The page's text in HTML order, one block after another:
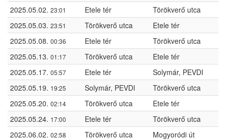
2025.05.02. 23:01 Etele tér
Törökverő utca
2025.05.03. 23:51 Törökverő utca
Etele tér
2025.05.08. 00:36 Etele tér
Törökverő utca
2025.05.13. 01:17 Törökverő utca
Etele tér
2025.05.17. 05:57 Etele tér
Solymár, PEVDI
2025.05.19. 19:25 Solymár, PEVDI
Törökverő utca
2025.05.20. 02:14 Törökverő utca
Etele tér
2025.05.24. 17:00 Etele tér
Törökverő utca
2025.06.02. 02:58 Törökverő utca
Mogyoródi út